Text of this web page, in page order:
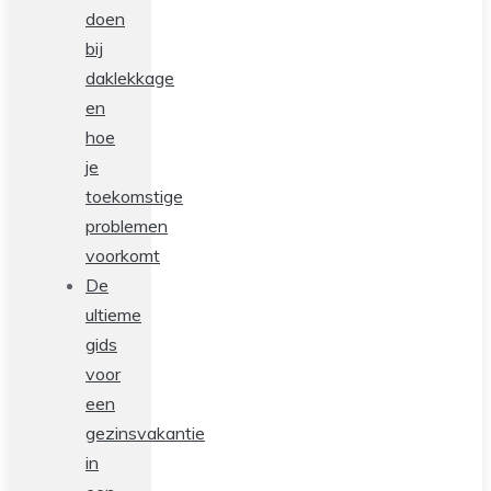
doen
bij
daklekkage
en
hoe
je
toekomstige
problemen
voorkomt
De
ultieme
gids
voor
een
gezinsvakantie
in